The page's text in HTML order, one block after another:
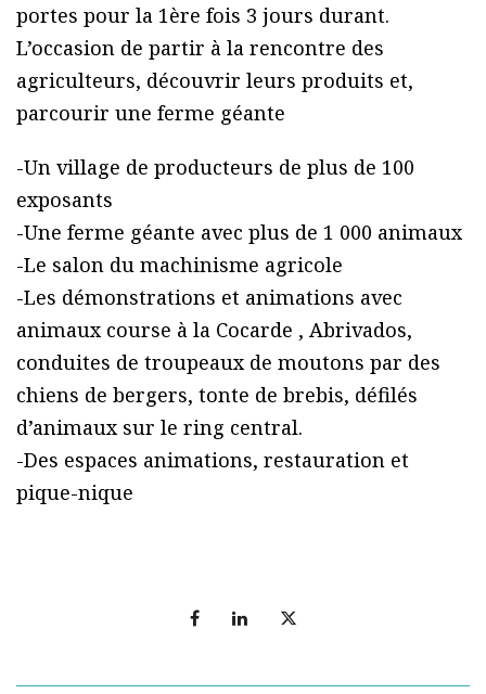
portes pour la 1ère fois 3 jours durant.
L’occasion de partir à la rencontre des
agriculteurs, découvrir leurs produits et,
parcourir une ferme géante
-Un village de producteurs de plus de 100
exposants
-Une ferme géante avec plus de 1 000 animaux
-Le salon du machinisme agricole
-Les démonstrations et animations avec
animaux course à la Cocarde , Abrivados,
conduites de troupeaux de moutons par des
chiens de bergers, tonte de brebis, défilés
d’animaux sur le ring central.
-Des espaces animations, restauration et
pique-nique